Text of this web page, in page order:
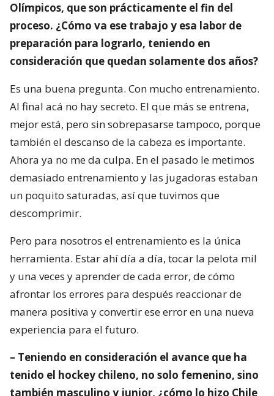
Olímpicos, que son prácticamente el fin del
proceso. ¿Cómo va ese trabajo y esa labor de
preparación para lograrlo, teniendo en
consideración que quedan solamente dos años?
Es una buena pregunta. Con mucho entrenamiento.
Al final acá no hay secreto. El que más se entrena,
mejor está, pero sin sobrepasarse tampoco, porque
también el descanso de la cabeza es importante.
Ahora ya no me da culpa. En el pasado le metimos
demasiado entrenamiento y las jugadoras estaban
un poquito saturadas, así que tuvimos que
descomprimir.
Pero para nosotros el entrenamiento es la única
herramienta. Estar ahí día a día, tocar la pelota mil
y una veces y aprender de cada error, de cómo
afrontar los errores para después reaccionar de
manera positiva y convertir ese error en una nueva
experiencia para el futuro.
– Teniendo en consideración el avance que ha
tenido el hockey chileno, no solo femenino, sino
también masculino y junior, ¿cómo lo hizo Chile